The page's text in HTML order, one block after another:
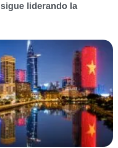
liderando la